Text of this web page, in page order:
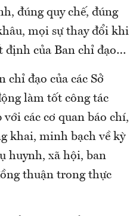
đúng quy chế, đúng
mọi sự thay đổi khi
định của Ban chỉ đạo…
chỉ đạo của các Sở
làm tốt công tác
các cơ quan báo chí,
khai, minh bạch về kỳ
huynh, xã hội, ban
thuận trong thực